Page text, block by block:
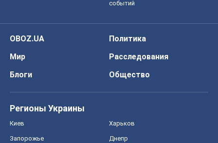
событий
OBOZ.UA
Политика
Мир
Расследования
Блоги
Общество
Регионы Украины
Киев Харьков
Запорожье Днепр